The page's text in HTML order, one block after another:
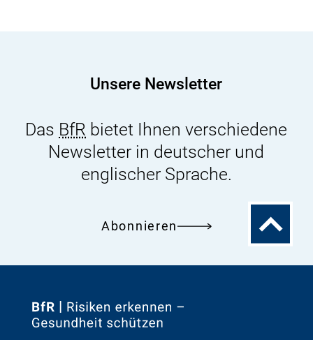
endete....
Unsere Newsletter
Das BfR bietet Ihnen verschiedene
Newsletter in deutscher und
englischer Sprache.
Abonnieren
Zum
Zur